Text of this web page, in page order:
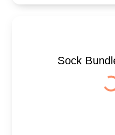
Sock